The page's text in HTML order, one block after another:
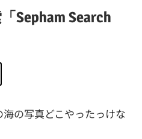
Sepham Search
の写真どこやったっけな